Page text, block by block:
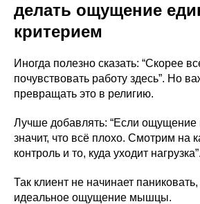
делать ощущение
критерием
Иногда полезно сказать: “Скорее
почувствовать работу здесь”. Но
превращать это в религию.
Лучше добавлять: “Если ощущение
значит, что всё плохо. Смотрим на
контроль и то, куда уходит нагрузка”.
Так клиент не начинает
идеальное ощущение мышцы.